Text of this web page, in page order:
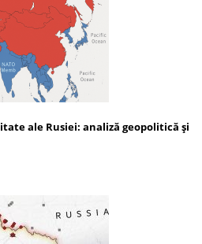
ale Rusiei: analiză geopolitică și